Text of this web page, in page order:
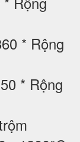
* Rộng
* Rộng